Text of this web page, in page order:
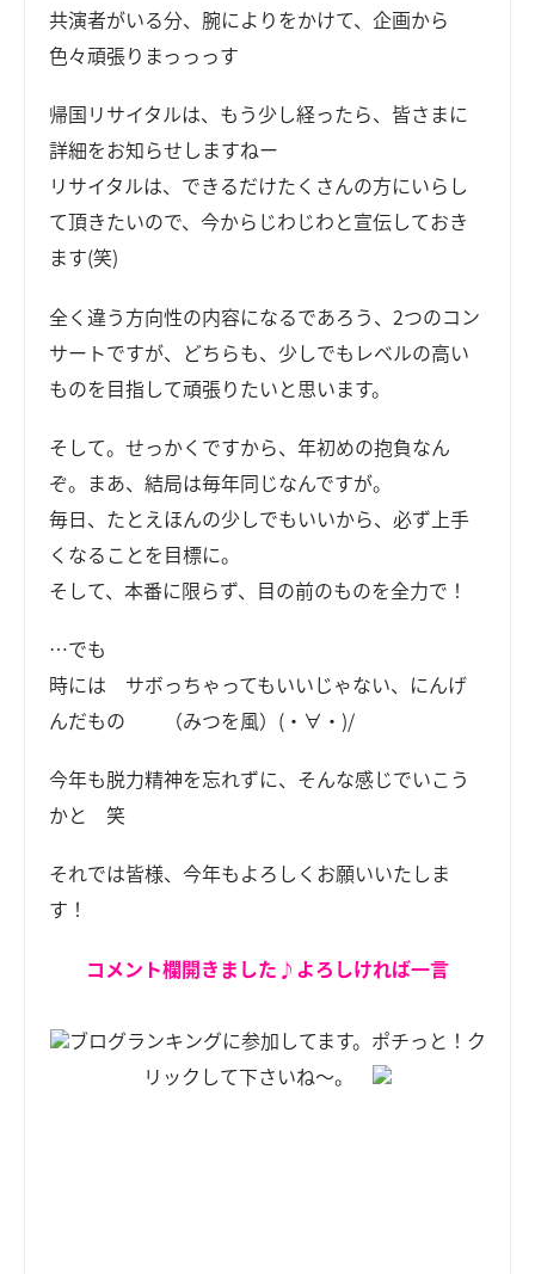
共演者がいる分、腕によりをかけて、企画から
色々頑張りまっっっす
帰国リサイタルは、もう少し経ったら、皆さまに
詳細をお知らせしますねー
リサイタルは、できるだけたくさんの方にいらし
て頂きたいので、今からじわじわと宣伝しておき
ます(笑)
全く違う方向性の内容になるであろう、2つのコン
サートですが、どちらも、少しでもレベルの高い
ものを目指して頑張りたいと思います。
そして。せっかくですから、年初めの抱負なん
ぞ。まあ、結局は毎年同じなんですが。
毎日、たとえほんの少しでもいいから、必ず上手
くなることを目標に。
そして、本番に限らず、目の前のものを全力で！
…でも
時には サボっちゃってもいいじゃない、にんげ
んだもの （みつを風）(・∀・)/
今年も脱力精神を忘れずに、そんな感じでいこう
かと 笑
それでは皆様、今年もよろしくお願いいたしま
す！
コメント欄開きました♪よろしければ一言
ブログランキングに参加してます。ポチっと！ク
リックして下さいね～。